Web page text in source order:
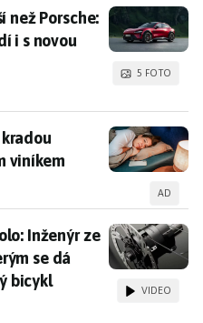
motory, které zlepšují
možnosti využití těchto
: Elektromotor v hlavní roli
převodů: Inovace bez řetězů
Nový systém mění
než Porsche: Xiaomi
než Porsche:
i s novou
5 FOTO
spánek. Nejsou
viníkem
AD
Inženýr ze
Inženýr ze
se dá
bicykl
VIDEO